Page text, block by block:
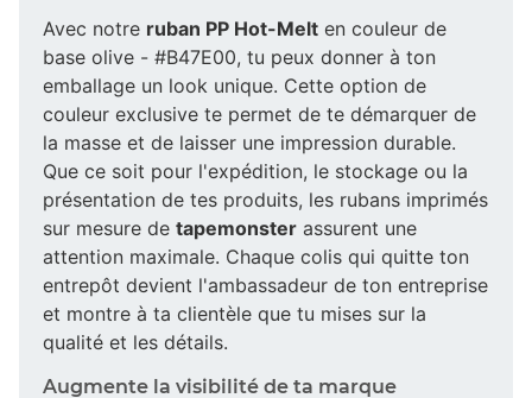
Avec notre ruban PP Hot-Melt en couleur de
base olive - #B47E00, tu peux donner à ton
emballage un look unique. Cette option de
couleur exclusive te permet de te démarquer de
la masse et de laisser une impression durable.
Que ce soit pour l'expédition, le stockage ou la
présentation de tes produits, les rubans imprimés
sur mesure de tapemonster assurent une
attention maximale. Chaque colis qui quitte ton
entrepôt devient l'ambassadeur de ton entreprise
et montre à ta clientèle que tu mises sur la
qualité et les détails.
Augmente la visibilité de ta marque